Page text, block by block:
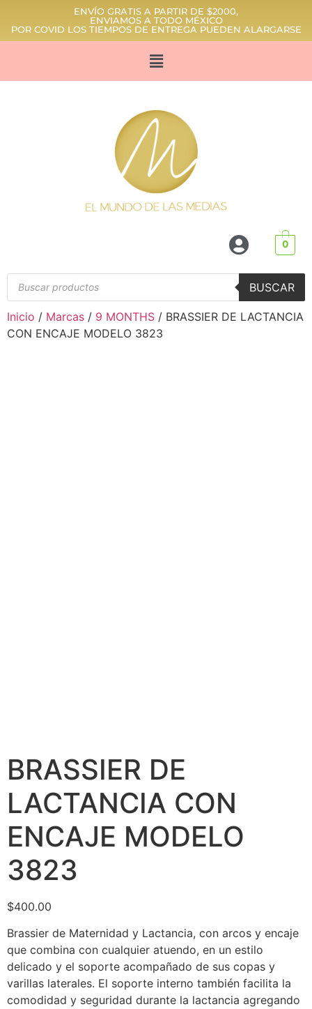
ENVÍO GRATIS A PARTIR DE $2000,
ENVIAMOS A TODO MÉXICO
POR COVID LOS TIEMPOS DE ENTREGA PUEDEN ALARGARSE
0
BUSCAR
Inicio / Marcas / 9 MONTHS / BRASSIER DE LACTANCIA
CON ENCAJE MODELO 3823
BRASSIER DE
LACTANCIA CON
ENCAJE MODELO
3823
$400.00
Brassier de Maternidad y Lactancia, con arcos y encaje
que combina con cualquier atuendo, en un estilo
delicado y el soporte acompañado de sus copas y
varillas laterales. El soporte interno también facilita la
comodidad y seguridad durante la lactancia agregando